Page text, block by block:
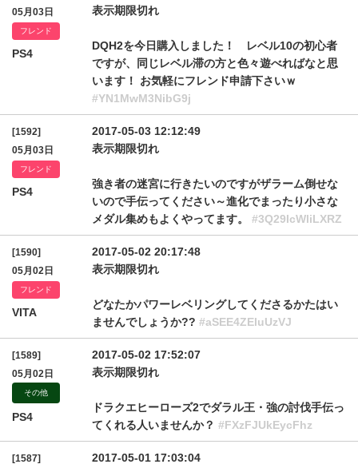
05月03日
フレンド
PS4
表示期限切れ
DQH2を今日購入しました！ レベル10の初心者
ですが、同じレベル滞の方と色々遊べればなと思
います！ お気軽にフレンド申請下さいｗ
#YN1MwM3NibG9j
[1592]
05月03日
フレンド
PS4
2017-05-03 12:12:49
表示期限切れ
強き者の迷宮に行きたいのですがザラーム倒せな
いので手伝ってください～進化でまったり小さな
メダル集めもよくやってます。 #3Q29IcWliLXRZ
[1590]
05月02日
フレンド
VITA
2017-05-02 20:17:48
表示期限切れ
どなたかパワーレベリングしてくださるかたはい
ませんでしょうか?? #aSEE4ZEluUzVJ
[1589]
05月02日
その他
PS4
2017-05-02 17:52:07
表示期限切れ
ドラクエヒーローズ2でダラル王・強の討伐手伝っ
てくれる人いませんか？ #FXzFJUkEycFhz
[1587]
2017-05-01 17:03:04